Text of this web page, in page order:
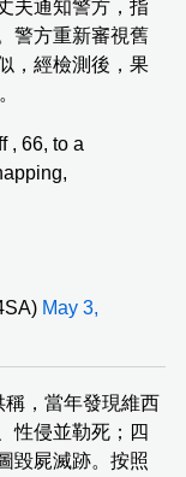
夫通知警方，指
警方重新審視舊
，經檢測後，果
, 66, to a
May 3,
，當年發現維西
性侵並勒死；四
毀屍滅跡。按照